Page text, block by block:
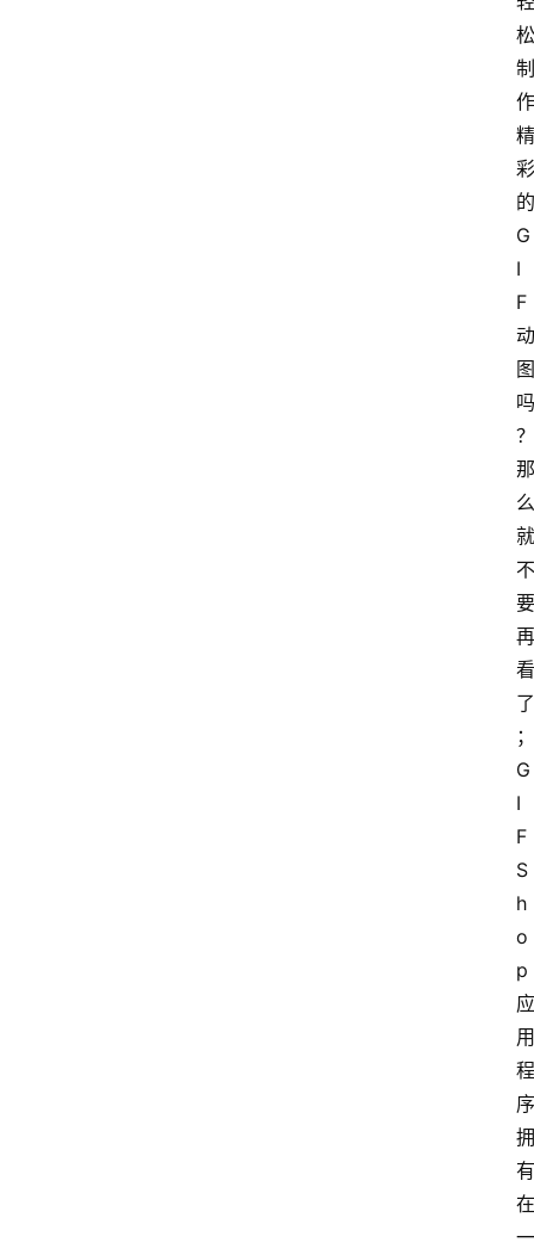
松
制
作
精
彩
的
G
I
F
动
图
吗
？
那
么
就
不
要
再
看
了
；
G
I
F
S
h
o
p
应
用
程
序
拥
有
在
一